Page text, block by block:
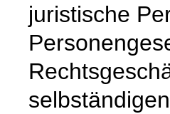
juristische